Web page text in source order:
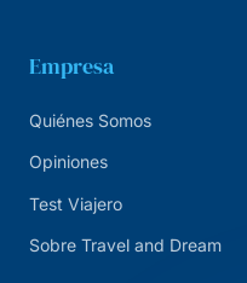
Empresa
Quiénes Somos
Opiniones
Test Viajero
Sobre Travel and Dream